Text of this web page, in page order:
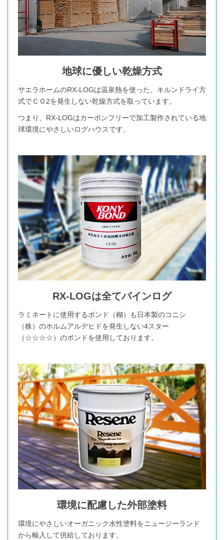
地球に優しい乾燥方式
サエラホームのRX-LOGは温泉熱を使った、キルンドライ方
式でＣＯ2を発生しない乾燥方式を取っています。
つまり、RX-LOGはカーボンフリーで加工製作されている地
球環境にやさしいログハウスです。
RX-LOGは全てパインログ
ラミネートに使用するボンド（糊）も日本製のコニシ
（株）のホルムアルデヒドを発生しない4スター
（☆☆☆☆）のボンドを使用しております。
環境に配慮した外部塗料
環境にやさしいオーガニック水性塗料をニュージーランド
から輸入して供給しております。